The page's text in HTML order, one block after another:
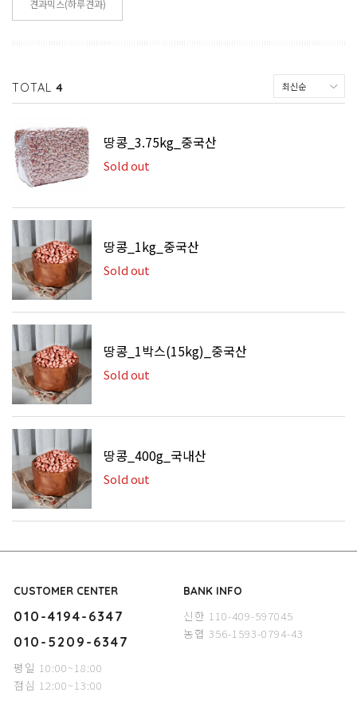
견과믹스(하루견과)
TOTAL 4
땅콩_3.75kg_중국산
Sold out
땅콩_1kg_중국산
Sold out
땅콩_1박스(15kg)_중국산
Sold out
땅콩_400g_국내산
Sold out
CUSTOMER CENTER
010-4194-6347
010-5209-6347
평일 10:00~18:00
점심 12:00~13:00
BANK INFO
신한 110-409-597045
농협 356-1593-0794-43